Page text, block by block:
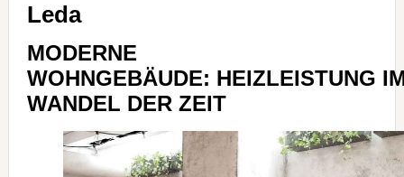
Leda
MODERNE
WOHNGEBÄUDE: HEIZLEISTUNG
WANDEL DER ZEIT